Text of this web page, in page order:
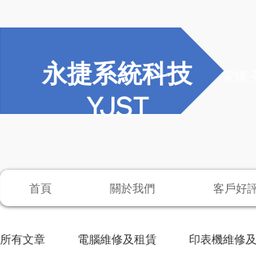
永捷系統科技
YJST
電腦-
首頁 關於我們 客戶好
所有文章 電腦維修及租賃 印表機維修